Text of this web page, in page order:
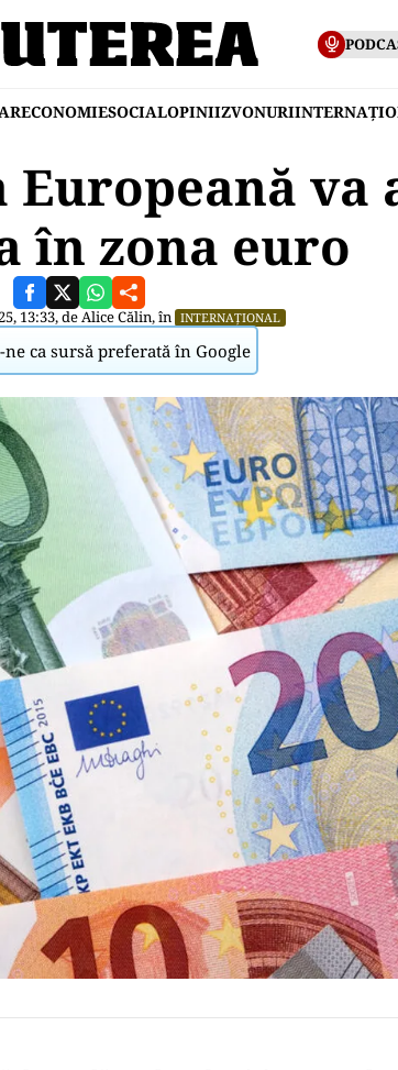
ECONOMIESOCIALOPINIIZVONURI
va
în zona euro
13:33, deAlice Călin, în INTERNAȚIONAL
ne ca sursă preferată în Google